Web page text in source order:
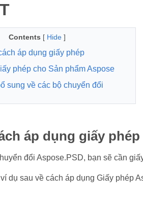
Contents [ Hide ]
áp dụng giấy phép
phép cho Sản phẩm Aspose
sung về các bộ chuyển đổi
áp dụng giấy phép
đổi Aspose.PSD, bạn sẽ cần
dụ sau về cách áp dụng Giấy phép